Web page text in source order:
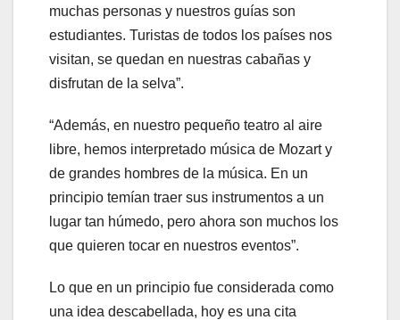
muchas personas y nuestros guías son
estudiantes. Turistas de todos los países nos
visitan, se quedan en nuestras cabañas y
disfrutan de la selva”.
“Además, en nuestro pequeño teatro al aire
libre, hemos interpretado música de Mozart y
de grandes hombres de la música. En un
principio temían traer sus instrumentos a un
lugar tan húmedo, pero ahora son muchos los
que quieren tocar en nuestros eventos”.
Lo que en un principio fue considerada como
una idea descabellada, hoy es una cita